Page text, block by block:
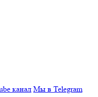
канал Мы в Telegram